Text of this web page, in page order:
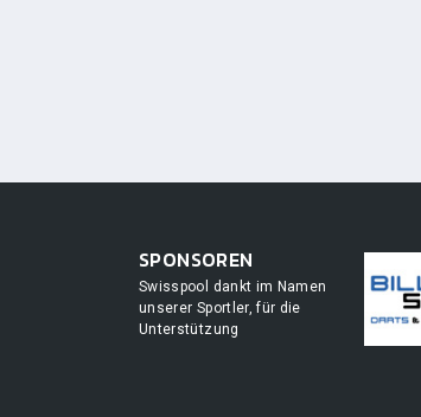
SPONSOREN
Swisspool dankt im Namen
unserer Sportler, für die
Unterstützung